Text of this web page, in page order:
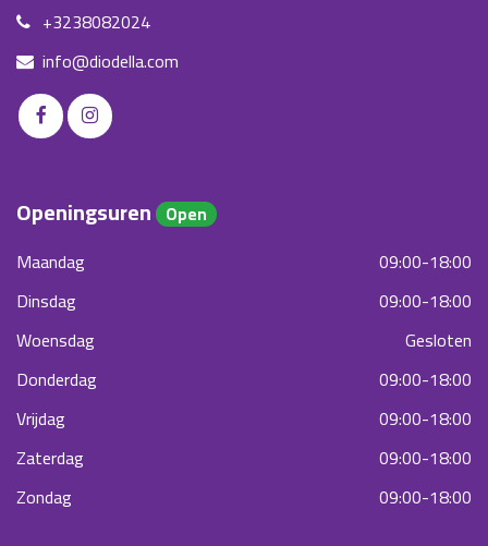
+3238082024
info@diodella.com
Openingsuren Open
Maandag
09:00-18:00
Dinsdag
09:00-18:00
Woensdag
Gesloten
Donderdag
09:00-18:00
Vrijdag
09:00-18:00
Zaterdag
09:00-18:00
Zondag
09:00-18:00